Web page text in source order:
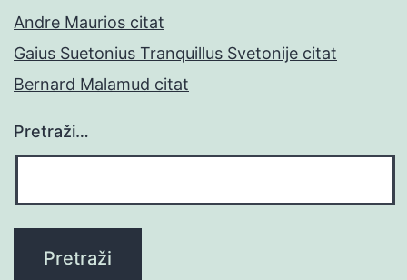
Andre Maurios citat
Gaius Suetonius Tranquillus Svetonije citat
Bernard Malamud citat
Pretraži…